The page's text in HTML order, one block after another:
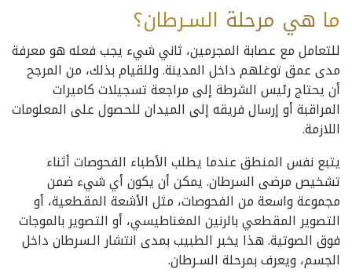
ما هي مرحلة السـرطان؟
للتعامل مع عصابة المجرمين، ثاني شيء يجب فعله هو معرفة
مدى عمق توغلهم داخل المدينة. وللقيام بذلك، من المرجح
أن يحتاج رئيس الشرطة إلى مراجعة تسجيلات كاميرات
المراقبة أو إرسال فريقه إلى الميدان للحصول على المعلومات
اللازمة.
يتبع نفس المنطق عندما يطلب الأطباء الفحوصات أثناء
تشخيص مرضى السرطان. يمكن أن يكون أي شيء ضمن
مجموعة واسعة من الفحوصات، مثل الأشعة المقطعية، أو
التصوير المقطعي بالرنين المغناطيسي، أو التصوير بالموجات
فوق الصوتية. هذا يخبر الطبيب بمدى انتشار الـسرطان داخل
الجسم، ويعرف بمرحلة السـرطان.